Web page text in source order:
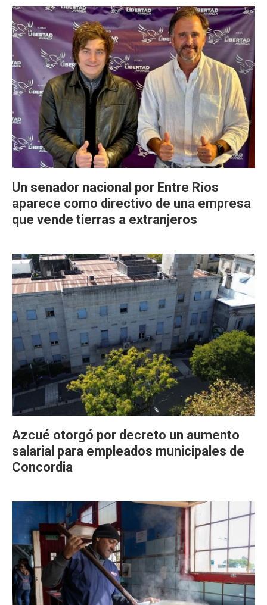
Un senador nacional por Entre Ríos
aparece como directivo de una empresa
que vende tierras a extranjeros
Azcué otorgó por decreto un aumento
salarial para empleados municipales de
Concordia